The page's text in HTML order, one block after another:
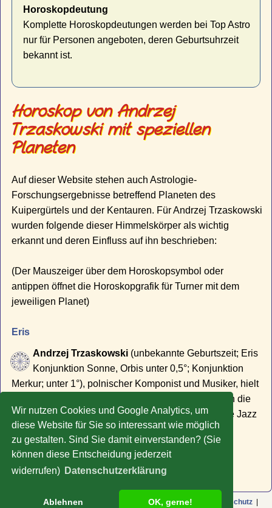
Wir nutzen Cookies und Google Analytics, um
diese Website für Sie so interessant wie möglich
zu gestalten. Sind Sie damit einverstanden? (Sie
können diese Entscheidung jederzeit
widerrufen) Datenschutzerklärung
Ablehnen OK, gerne!
Horoskopdeutung
Komplette Horoskopdeutungen werden bei Top Astro
nur für Personen angeboten, deren Geburtsuhrzeit
bekannt ist.
Horoskop von Andrzej
Trzaskowski mit speziellen
Planeten
Auf dieser Website stehen auch Astrologie-
Forschungsergebnisse betreffend Planeten des
Kuipergürtels und der Kentauren. Für Andrzej Trzaskowski
wurden folgende dieser Himmelskörper als wichtig
erkannt und deren Einfluss auf ihn beschrieben:
(Der Mauszeiger über dem Horoskopsymbol oder
antippen öffnet die Horoskopgrafik für Turner mit dem
jeweiligen Planet)
Eris
Andrzej Trzaskowski (unbekannte Geburtszeit; Eris
Konjunktion Sonne, Orbis unter 0,5°; Konjunktion
Merkur; unter 1°), polnischer Komponist und Musiker, hielt
aus dem sozialistischen Polen heraus Anschluss an die
internationale Jazzszene, galt als Vorreiter des Free Jazz
und unterlag nicht den im Ostblock üblichen
Reisebeschränkungen für Reisen in den "Westen".
» Zu weiteren Promi-Horoskopen
© Copyright 2009-2026 Rolf Liefeld | Impressum|AGB Datenschutz